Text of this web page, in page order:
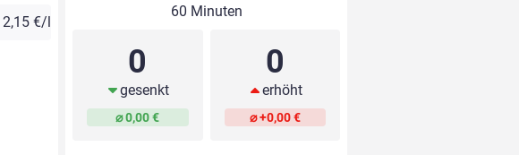
2,15 €/l
60 Minuten
0
gesenkt
⌀ 0,00 €
0
erhöht
⌀ +0,00 €